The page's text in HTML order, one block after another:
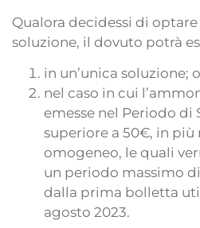
Qualora decidessi di
soluzione, il dovuto potrà
in un’unica soluzione;
nel caso in cui
emesse nel Periodo di
superiore a 50€, in
omogeneo, le quali
un periodo massimo
dalla prima bolletta
agosto 2023.